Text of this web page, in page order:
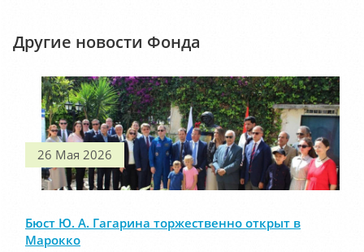
Другие новости Фонда
26 Мая 2026
Бюст Ю. А. Гагарина торжественно открыт в
Марокко